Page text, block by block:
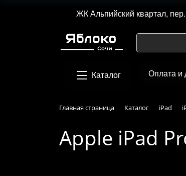
ЖК Альпийский квартал,
Каталог Оплата и
Главная страница Каталог iPad
Apple iPad